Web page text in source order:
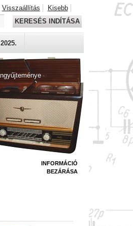
Visszaállítás
Kisebb
KERESÉS INDÍTÁSA
INFORMÁCIÓ
BEZÁRÁSA